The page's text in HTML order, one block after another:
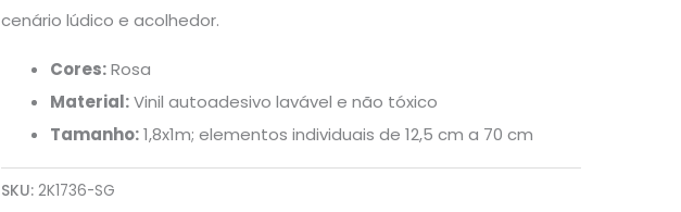
cenário lúdico e acolhedor.
Cores:Rosa
Material:Vinil autoadesivo lavável e não tóxico
Tamanho:1,8x1m; elementos individuais de 12,5 cm a 70 cm
SKU:2K1736-SG